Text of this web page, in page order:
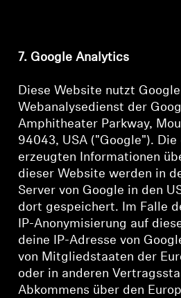
7. Google Analytics
Diese Website nutzt
Webanalysedienst der
Amphitheater Parkway,
94043, USA ("Google").
erzeugten Informationen
dieser Website werden in
Server von Google in den
dort gespeichert. Im Falle
IP-Anonymisierung auf
deine IP-Adresse von
von Mitgliedstaaten der
oder in anderen
Abkommens über den